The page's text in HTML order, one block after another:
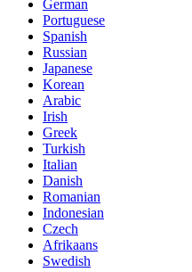
German
Portuguese
Spanish
Russian
Japanese
Korean
Arabic
Irish
Greek
Turkish
Italian
Danish
Romanian
Indonesian
Czech
Afrikaans
Swedish